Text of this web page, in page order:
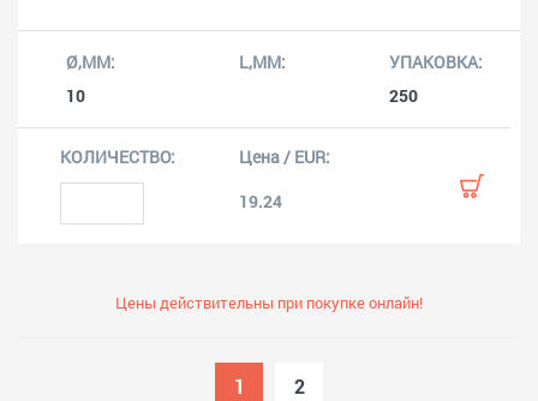
10 250
19.24
Цены действительны при покупке онлайн!
1 2